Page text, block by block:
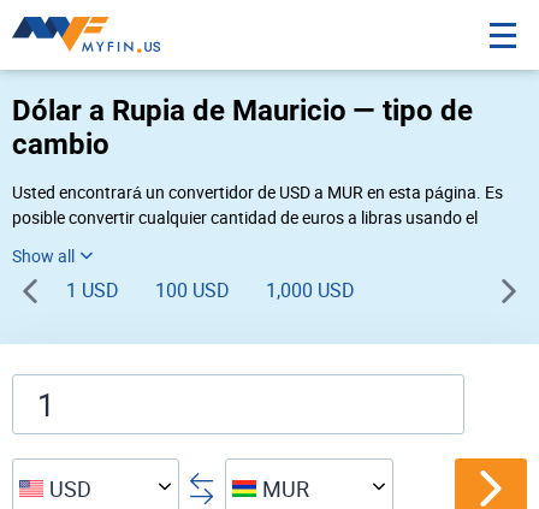
Dólar a Rupia de Mauricio — tipo de
cambio
Usted encontrará un convertidor de USD a MUR en esta página. Es
posible convertir cualquier cantidad de euros a libras usando el
usted necesita una conversión inversa, vaya al convertidor de pares
deMUR USD.
1 USD 100 USD 1,000 USD
USD MUR